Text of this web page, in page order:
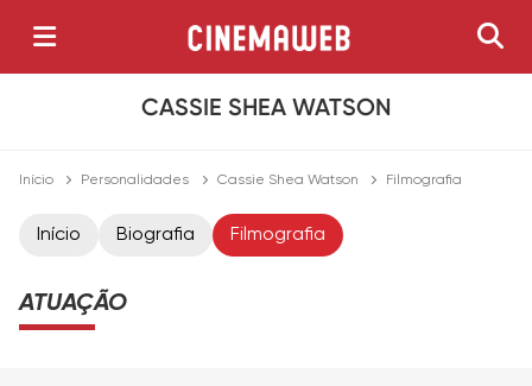
CASSIE SHEA WATSON
Início Personalidades Cassie Shea Watson Filmografia
Início Biografia Filmografia
ATUAÇÃO